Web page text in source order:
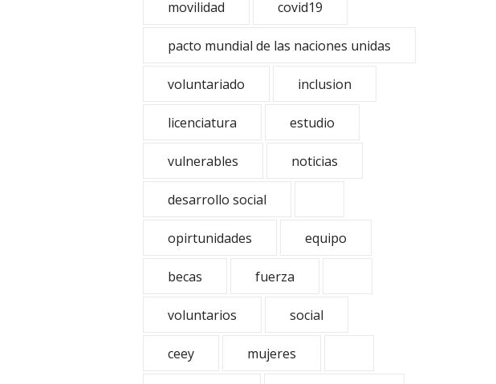
movilidad covid19
pacto mundial de las naciones unidas
voluntariado inclusion
licenciatura estudio
vulnerables noticias
desarrollo social
opirtunidades equipo
becas fuerza
voluntarios social
ceey mujeres